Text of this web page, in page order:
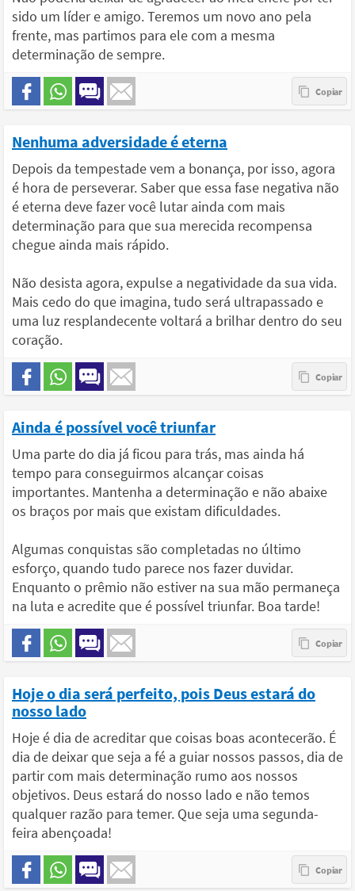
sido um líder e amigo. Teremos um novo ano pela
frente, mas partimos para ele com a mesma
determinação de sempre.
Nenhuma adversidade é eterna
Depois da tempestade vem a bonança, por isso, agora
é hora de perseverar. Saber que essa fase negativa não
é eterna deve fazer você lutar ainda com mais
determinação para que sua merecida recompensa
chegue ainda mais rápido.
Não desista agora, expulse a negatividade da sua vida.
Mais cedo do que imagina, tudo será ultrapassado e
uma luz resplandecente voltará a brilhar dentro do seu
coração.
Ainda é possível você triunfar
Uma parte do dia já ficou para trás, mas ainda há
tempo para conseguirmos alcançar coisas
importantes. Mantenha a determinação e não abaixe
os braços por mais que existam dificuldades.
Algumas conquistas são completadas no último
esforço, quando tudo parece nos fazer duvidar.
Enquanto o prêmio não estiver na sua mão permaneça
na luta e acredite que é possível triunfar. Boa tarde!
Hoje o dia será perfeito, pois Deus estará do
nosso lado
Hoje é dia de acreditar que coisas boas acontecerão. É
dia de deixar que seja a fé a guiar nossos passos, dia de
partir com mais determinação rumo aos nossos
objetivos. Deus estará do nosso lado e não temos
qualquer razão para temer. Que seja uma segunda-
feira abençoada!